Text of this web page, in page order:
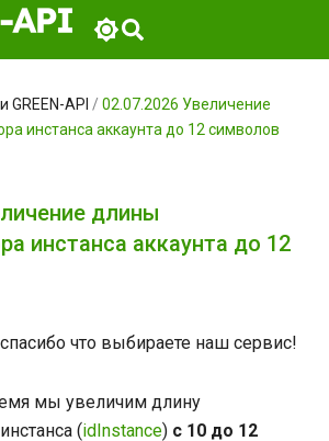
GREEN-API / 02.07.2026 Увеличение
инстанса аккаунта до 12 символов
длины
инстанса аккаунта до 12
что выбираете наш сервис!
мы увеличим длину
(idInstance) с 10 до 12